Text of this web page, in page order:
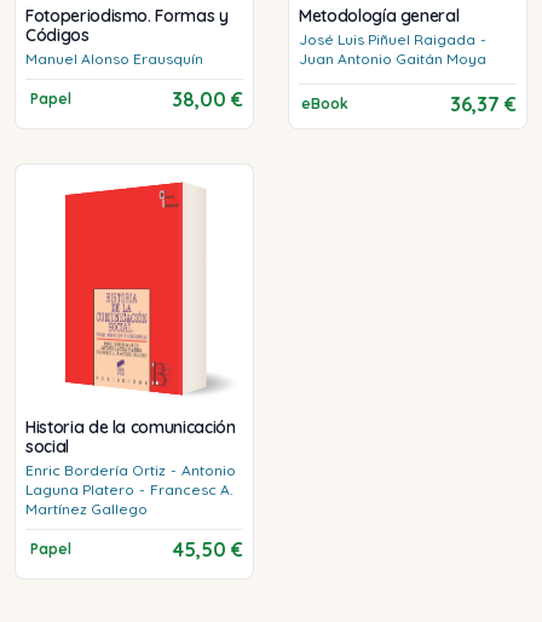
Fotoperiodismo. Formas y
Códigos
Manuel Alonso Erausquín
Papel 38,00 €
Metodología general
José Luis Piñuel Raigada -
Juan Antonio Gaitán Moya
eBook 36,37 €
Historia de la comunicación
social
Enric Bordería Ortiz - Antonio
Laguna Platero - Francesc A.
Martínez Gallego
Papel 45,50 €